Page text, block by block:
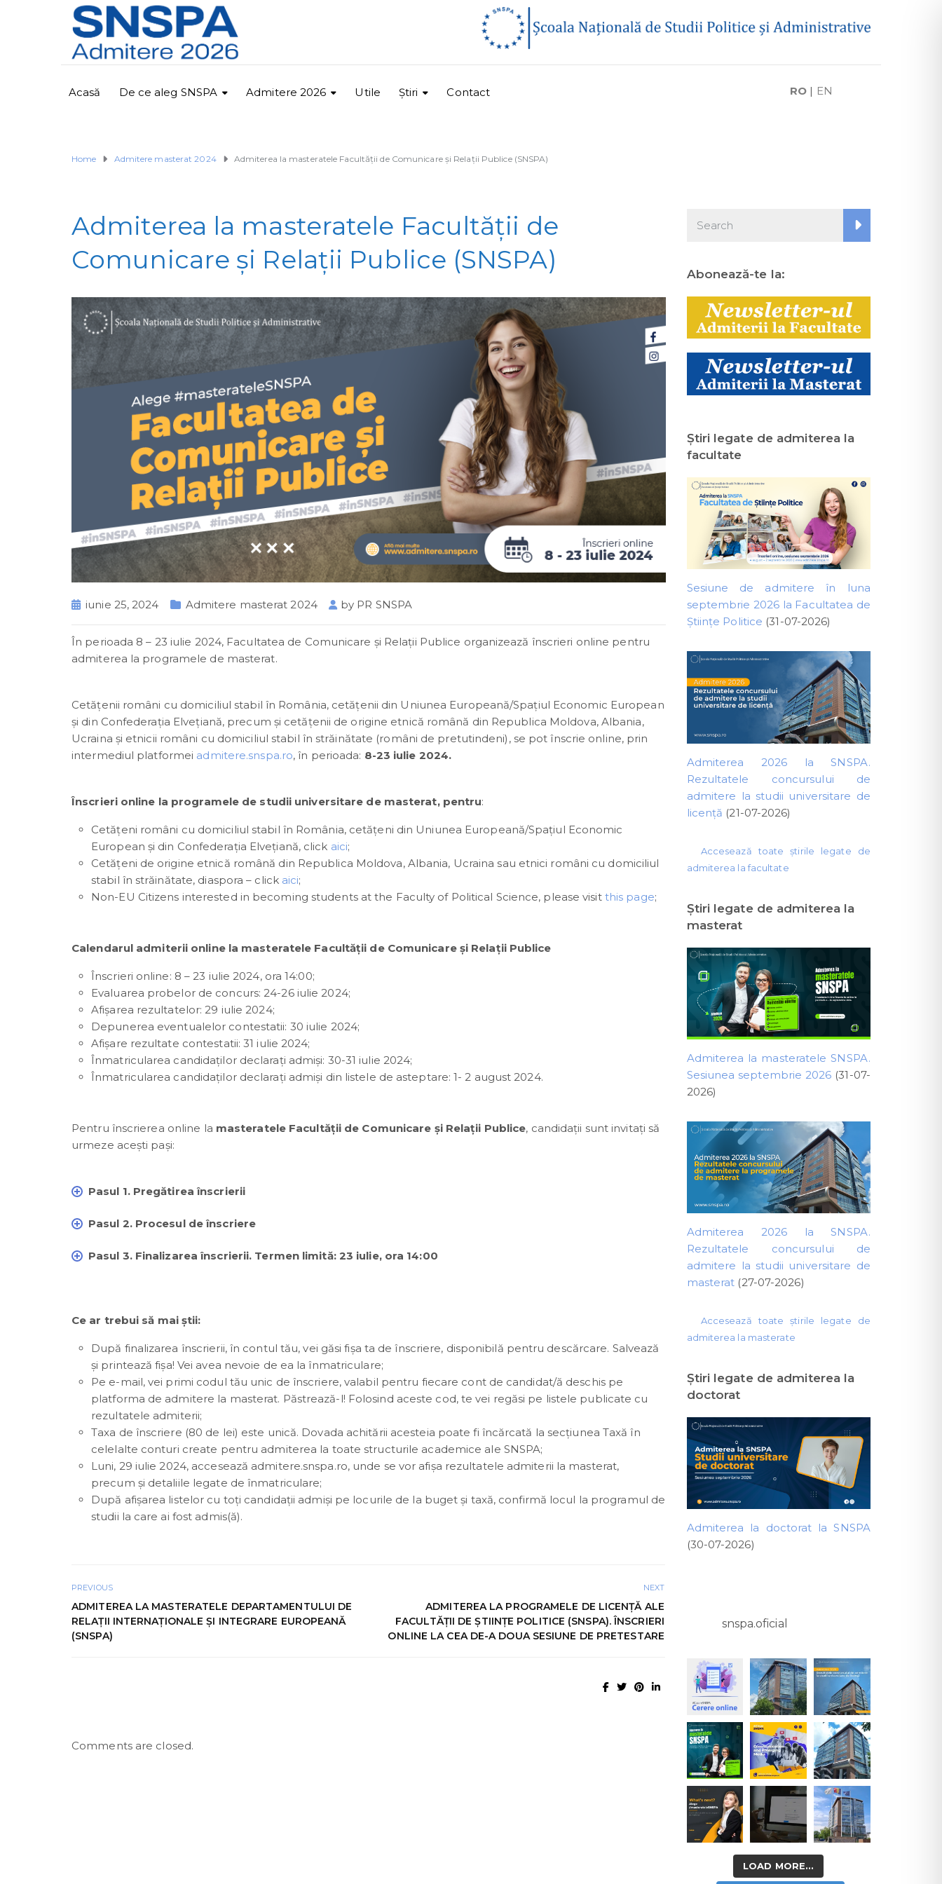
Acasă De ce aleg SNSPA Admitere 2026 Utile Ştiri Contact RO | EN
Home Admitere masterat 2024 Admiterea la masteratele Facultății de Comunicare și Relații Publice (SNSPA)
Admiterea la masteratele Facultății de
Comunicare și Relații Publice (SNSPA)
iunie 25, 2024 Admitere masterat 2024 by PR SNSPA
În perioada 8 – 23 iulie 2024, Facultatea de Comunicare și Relații Publice organizează înscrieri online pentru
admiterea la programele de masterat.
Cetățenii români cu domiciliul stabil în România, cetățenii din Uniunea Europeană/Spațiul Economic European
și din Confederaţia Elveţiană, precum și cetăţenii de origine etnică română din Republica Moldova, Albania,
Ucraina şi etnicii români cu domiciliul stabil în străinătate (români de pretutindeni), se pot înscrie online, prin
intermediul platformei admitere.snspa.ro, în perioada: 8-23 iulie 2024.
Înscrieri online la programele de studii universitare de masterat, pentru:
Cetățeni români cu domiciliul stabil în România, cetățeni din Uniunea Europeană/Spațiul Economic
European și din Confederaţia Elveţiană, click aici;
Cetăţeni de origine etnică română din Republica Moldova, Albania, Ucraina sau etnici români cu domiciliul
stabil în străinătate, diaspora – click aici;
Non-EU Citizens interested in becoming students at the Faculty of Political Science, please visit this page;
Calendarul admiterii online la masteratele Facultății de Comunicare și Relații Publice
Înscrieri online: 8 – 23 iulie 2024, ora 14:00;
Evaluarea probelor de concurs: 24-26 iulie 2024;
Afişarea rezultatelor: 29 iulie 2024;
Depunerea eventualelor contestatii: 30 iulie 2024;
Afișare rezultate contestatii: 31 iulie 2024;
Înmatricularea candidaţilor declaraţi admişi: 30-31 iulie 2024;
Înmatricularea candidaţilor declaraţi admişi din listele de asteptare: 1- 2 august 2024.
Pentru înscrierea online la masteratele Facultății de Comunicare și Relații Publice, candidații sunt invitați să
urmeze acești pași:
Pasul 1. Pregătirea înscrierii
Pasul 2. Procesul de înscriere
Pasul 3. Finalizarea înscrierii. Termen limită: 23 iulie, ora 14:00
Ce ar trebui să mai știi:
După finalizarea înscrierii, în contul tău, vei găsi fișa ta de înscriere, disponibilă pentru descărcare. Salvează
și printează fișa! Vei avea nevoie de ea la înmatriculare;
Pe e-mail, vei primi codul tău unic de înscriere, valabil pentru fiecare cont de candidat/ă deschis pe
platforma de admitere la masterat. Păstrează-l! Folosind aceste cod, te vei regăsi pe listele publicate cu
rezultatele admiterii;
Taxa de înscriere (80 de lei) este unică. Dovada achitării acesteia poate fi încărcată la secțiunea Taxă în
celelalte conturi create pentru admiterea la toate structurile academice ale SNSPA;
Luni, 29 iulie 2024, accesează admitere.snspa.ro, unde se vor afișa rezultatele admiterii la masterat,
precum și detaliile legate de înmatriculare;
După afișarea listelor cu toți candidații admiși pe locurile de la buget și taxă, confirmă locul la programul de
studii la care ai fost admis(ă).
PREVIOUS
ADMITEREA LA MASTERATELE DEPARTAMENTULUI DE
RELAȚII INTERNAȚIONALE ȘI INTEGRARE EUROPEANĂ
(SNSPA)
NEXT
ADMITEREA LA PROGRAMELE DE LICENȚĂ ALE
FACULTĂȚII DE ȘTIINȚE POLITICE (SNSPA). ÎNSCRIERI
ONLINE LA CEA DE-A DOUA SESIUNE DE PRETESTARE
Comments are closed.
Abonează-te la:
Ştiri legate de admiterea la
facultate
Sesiune de admitere în luna
septembrie 2026 la Facultatea de
Științe Politice (31-07-2026)
Admiterea 2026 la SNSPA.
Rezultatele concursului de
admitere la studii universitare de
licență (21-07-2026)
Accesează toate știrile legate de
admiterea la facultate
Ştiri legate de admiterea la
masterat
Admiterea la masteratele SNSPA.
Sesiunea septembrie 2026 (31-07-
2026)
Admiterea 2026 la SNSPA.
Rezultatele concursului de
admitere la studii universitare de
masterat (27-07-2026)
Accesează toate știrile legate de
admiterea la masterate
Ştiri legate de admiterea la
doctorat
Admiterea la doctorat la SNSPA
(30-07-2026)
snspa.oficial
LOAD MORE...